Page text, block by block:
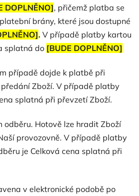
DOPLNĚNO], přičemž platba se
brány, které jsou dostupné
. V případě platby kartou
splatná do [BUDE DOPLNĚNO]
případě dojde k platbě při
Zboží. V případě platby
splatná při převzetí Zboží.
odběru. Hotově lze hradit Zboží
provozovně. V případě platby
je Celková cena splatná při
v elektronické podobě po